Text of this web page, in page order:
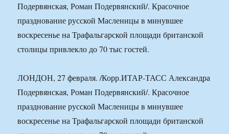
Подервянская, Роман Подервянский/. Красочное
празднование русской Масленицы в минувшее
воскресенье на Трафальгарской площади британской
столицы привлекло до 70 тыс гостей.
ЛОНДОН, 27 февраля. /Корр.ИТАР-ТАСС Александра
Подервянская, Роман Подервянский/. Красочное
празднование русской Масленицы в минувшее
воскресенье на Трафальгарской площади британской